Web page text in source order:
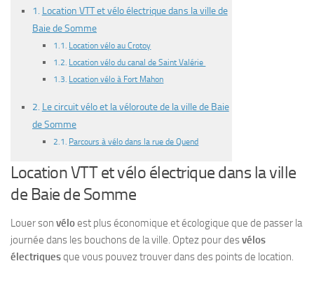
Location VTT et vélo électrique dans la ville de
Baie de Somme
Location vélo au Crotoy
Location vélo du canal de Saint Valérie
Location vélo à Fort Mahon
Le circuit vélo et la véloroute de la ville de Baie
de Somme
Parcours à vélo dans la rue de Quend
Location VTT et vélo électrique dans la ville
de Baie de Somme
Louer son véloest plus économique et écologique que de passer la
journée dans les bouchons de la ville. Optez pour desvélos
électriquesque vous pouvez trouver dans des points de location.